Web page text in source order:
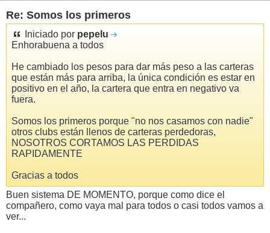
Re: Somos los primeros
Iniciado por pepelu
Enhorabuena a todos
He cambiado los pesos para dar más peso a las carteras
que están más para arriba, la única condición es estar en
positivo en el año, la cartera que entra en negativo va
fuera.
Somos los primeros porque "no nos casamos con nadie"
otros clubs están llenos de carteras perdedoras,
NOSOTROS CORTAMOS LAS PERDIDAS
RAPIDAMENTE
Gracias a todos
Buen sistema DE MOMENTO, porque como dice el
compañero, como vaya mal para todos o casi todos vamos a
ver...